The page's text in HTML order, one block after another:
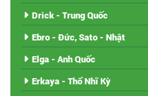
Drick - Trung Quốc
Ebro - Đức, Sato - Nhật
Elga - Anh Quốc
Erkaya - Thổ Nhĩ Kỳ